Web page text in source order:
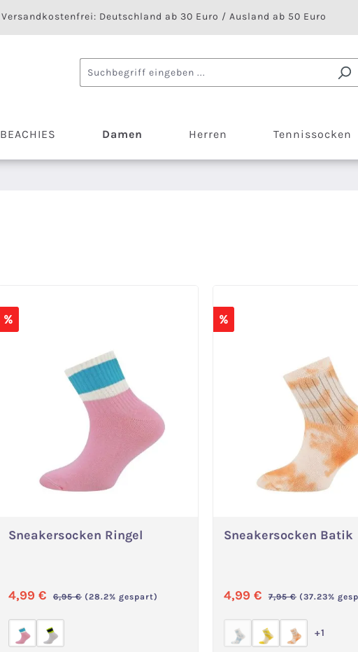
Versandkostenfrei: Deutschland ab 30 Euro / Ausland ab 50 Euro
BEACHIES Damen Herren Tennissocken
%
Variante wählen
Sneakersocken Ringel
Verkaufspreis:
4,99 € Regulärer Preis:
6,95 € (28.2% gespart)
%
Variante wählen
Sneakersocken Batik
(Diese Option ist zurzeit
+1
Verkaufspreis:
4,99 € Regulärer Preis:
7,95 € (37.23%